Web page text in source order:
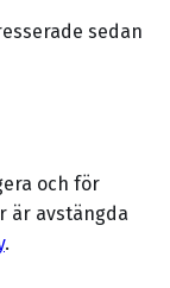
sedan
och för
är avstängda
.